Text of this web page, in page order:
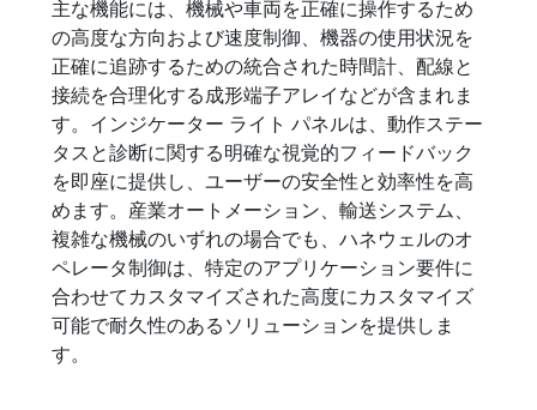
主な機能には、機械や車両を正確に操作するため
の高度な方向および速度制御、機器の使用状況を
正確に追跡するための統合された時間計、配線と
接続を合理化する成形端子アレイなどが含まれま
す。インジケーター ライト パネルは、動作ステー
タスと診断に関する明確な視覚的フィードバック
を即座に提供し、ユーザーの安全性と効率性を高
めます。産業オートメーション、輸送システム、
複雑な機械のいずれの場合でも、ハネウェルのオ
ペレータ制御は、特定のアプリケーション要件に
合わせてカスタマイズされた高度にカスタマイズ
可能で耐久性のあるソリューションを提供しま
す。